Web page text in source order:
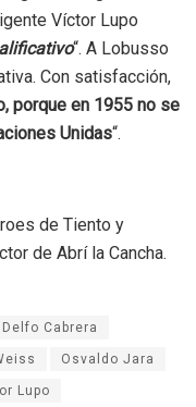
Víctor Lupo
“. A Lobusso
Con satisfacción,
porque en 1955 no se
Unidas“.
de Tiento y
de Abrí la Cancha.
Delfo Cabrera
Osvaldo Jara
Lupo